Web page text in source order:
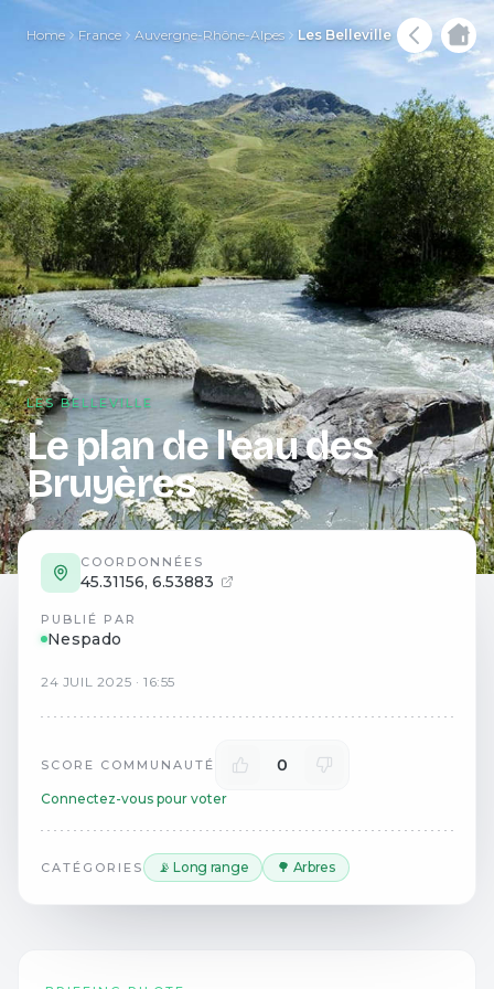
Home France Auvergne-Rhône-Alpes Les Belleville
LES BELLEVILLE
Le plan de l'eau des
Bruyères
COORDONNÉES
45.31156, 6.53883
PUBLIÉ PAR
Nespado
24 JUIL 2025 ·16:55
SCORE COMMUNAUTÉ 0
Connectez-vous pour voter
CATÉGORIES 📡 Long range 🌳 Arbres